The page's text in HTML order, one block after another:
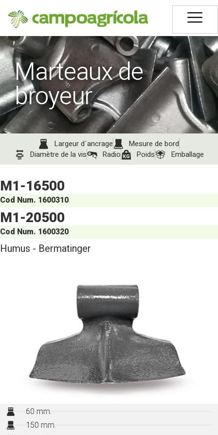
Marteaux de
broyeur
Largeur d´ancrage
Mesure de bord​
Diamètre de la vis​
Radio Poids Emballage
M1-16500
Cod Num. 1600310
M1-20500
Cod Num. 1600320
Humus - Bermatinger
60 mm.
150 mm.